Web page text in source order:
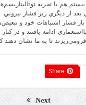
هم با تجربه
از ديگري زير فشار بيروني
بار فشار اشتباهات خود و
پسااستعماري ادامه يافتند و در
تا به ما نشان دهند
Share
Next